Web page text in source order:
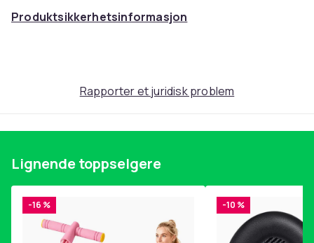
Produktsikkerhetsinformasjon
Rapporter et juridisk problem
Lignende toppselgere
-16 % -10 %